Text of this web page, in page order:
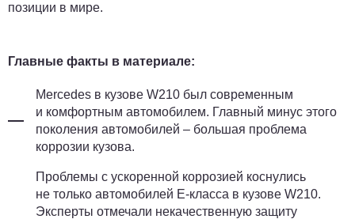
позиции в мире.
Главные факты в материале:
Mercedes в кузове W210 был современным
и комфортным автомобилем. Главный минус этого
поколения автомобилей – большая проблема
коррозии кузова.
Проблемы с ускоренной коррозией коснулись
не только автомобилей Е-класса в кузове W210.
Эксперты отмечали некачественную защиту